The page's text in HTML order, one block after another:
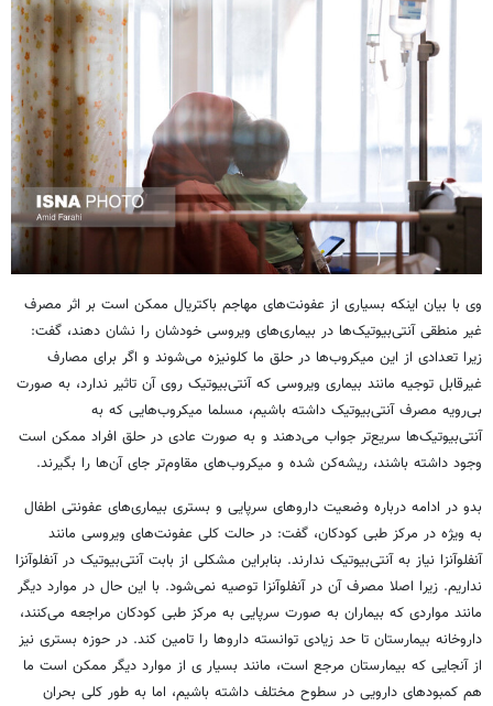
وی با بیان اینکه بسیاری از عفونت‌های مهاجم باکتریال ممکن است بر اثر مصرف
غیر منطقی آنتی‌بیوتیک‌ها در بیماری‌های ویروسی خودشان را نشان دهند، گفت:
زیرا تعدادی از این میکروب‌ها در حلق ما کلونیزه می‌شوند و اگر برای مصارف
غیرقابل توجیه مانند بیماری ویروسی که آنتی‌بیوتیک روی آن تاثیر ندارد، به صورت
بی‌رویه مصرف آنتی‌بیوتیک داشته باشیم، مسلما میکروب‌هایی که به
آنتی‌بیوتیک‌ها سریع‌تر جواب می‌دهند و به صورت عادی در حلق افراد ممکن است
وجود داشته باشند، ریشه‌کن شده و میکروب‌های مقاوم‌تر جای آن‌ها را بگیرند.
بدو در ادامه درباره وضعیت داروهای سرپایی و بستری بیماری‌های عفونتی اطفال
به ویژه در مرکز طبی کودکان،‌ گفت: در حالت کلی عفونت‌های ویروسی مانند
آنفلوآنزا نیاز به آنتی‌بیوتیک ندارند. بنابراین مشکلی از بابت آنتی‌بیوتیک در آنفلوآنزا
نداریم. زیرا اصلا مصرف آن در آنفلوآنزا توصیه نمی‌شود. با این حال در موارد دیگر
مانند مواردی که بیماران به صورت سرپایی به مرکز طبی کودکان مراجعه می‌کنند،
داروخانه بیمارستان تا حد زیادی توانسته داروها را تامین کند. در حوزه بستری نیز
از آنجایی که بیمارستان مرجع است، مانند بسیار ی از موارد دیگر ممکن است ما
هم کمبودهای دارویی در سطوح مختلف داشته باشیم،‌ اما به طور کلی بحران